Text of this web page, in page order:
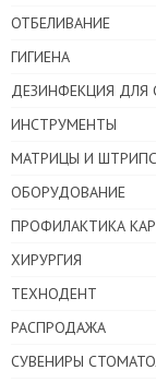
ОТБЕЛИВАНИЕ
ГИГИЕНА
ДЕЗИНФЕКЦИЯ ДЛЯ
ИНСТРУМЕНТЫ
МАТРИЦЫ И
ОБОРУДОВАНИЕ
ПРОФИЛАКТИКА
ХИРУРГИЯ
ТЕХНОДЕНТ
РАСПРОДАЖА
СУВЕНИРЫ